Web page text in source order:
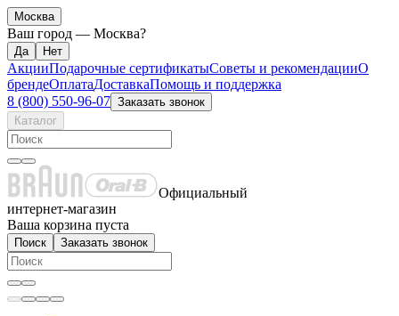
Москва
Ваш город — Москва?
АкцииПодарочные сертификатыСоветы и рекомендацииО
брендеОплатаДоставкаПомощь и поддержка
8 (800) 550-96-07 Заказать звонок
Каталог
Официальный
интернет-магазин
Ваша корзина пуста
Поиск Заказать звонок